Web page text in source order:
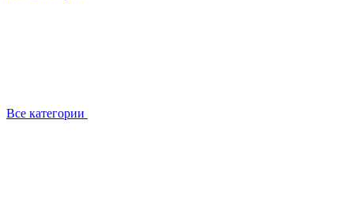
Все категории